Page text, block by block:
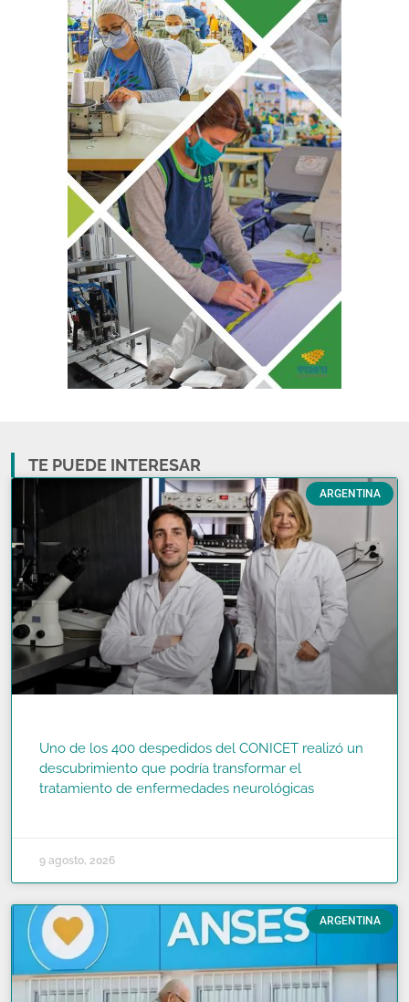
TE PUEDE INTERESAR
ARGENTINA
Uno de los 400 despedidos del CONICET realizó un
descubrimiento que podría transformar el
tratamiento de enfermedades neurológicas
9 agosto, 2026
ARGENTINA